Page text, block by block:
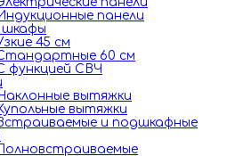
панели
шкафы
45 см
60 см
функцией СВЧ
вытяжки
вытяжки
и подшкафные